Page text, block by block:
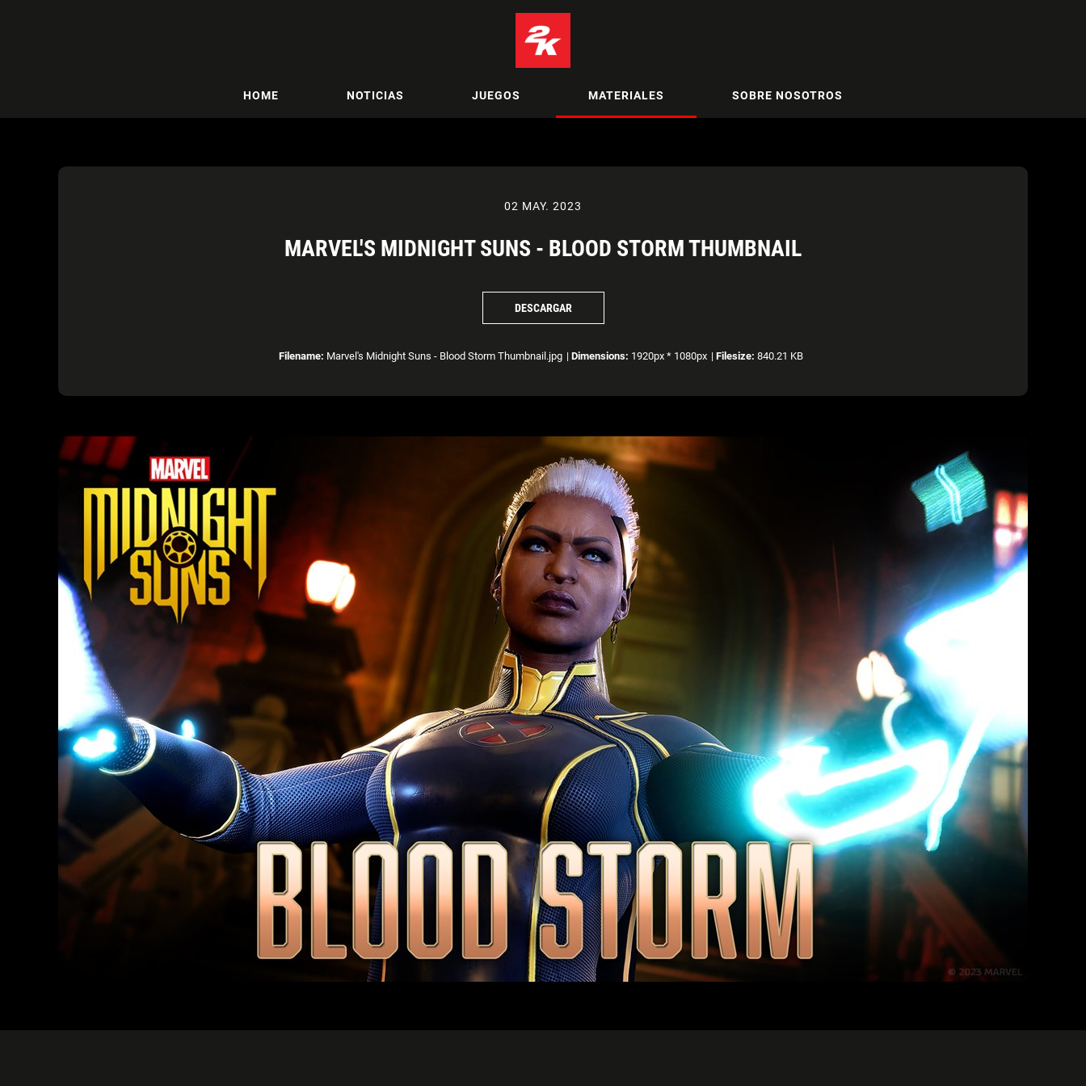
HOME NOTICIAS JUEGOS MATERIALES SOBRE NOSOTROS
02 MAY. 2023
MARVEL'S MIDNIGHT SUNS - BLOOD STORM THUMBNAIL
DESCARGAR
Filename: Marvel's Midnight Suns - Blood Storm Thumbnail.jpg | Dimensions: 1920px * 1080px | Filesize: 840.21 KB